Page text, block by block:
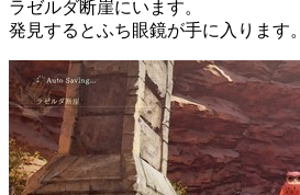
ラゼルダ断崖にいます。
発見するとふち眼鏡が手に入ります。